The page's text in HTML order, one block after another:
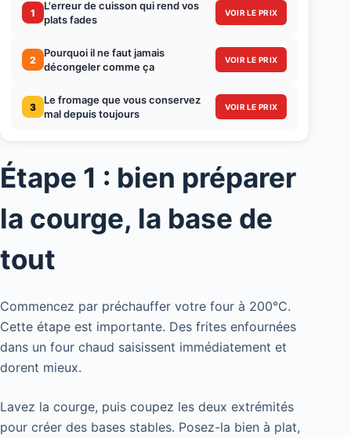
1
L'erreur de cuisson qui rend vos
plats fades
VOIR LE PRIX
2
Pourquoi il ne faut jamais
décongeler comme ça
VOIR LE PRIX
3
Le fromage que vous conservez
mal depuis toujours
VOIR LE PRIX
Étape 1 : bien préparer
la courge, la base de
tout
Commencez par préchauffer votre four à 200°C.
Cette étape est importante. Des frites enfournées
dans un four chaud saisissent immédiatement et
dorent mieux.
Lavez la courge, puis coupez les deux extrémités
pour créer des bases stables. Posez-la bien à plat,